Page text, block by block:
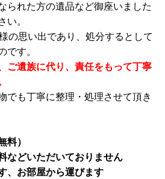
られた方の遺品など御座いました
い。
の思い出であり、処分するとして
です。
ご遺族に代り、責任をもって丁寧
でも丁寧に整理・処理させて頂き
料）
などいただいておりません
、お部屋から運びます